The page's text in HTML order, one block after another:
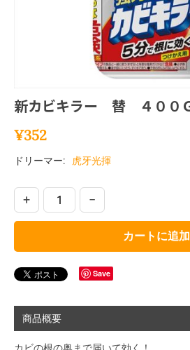
新カビキラー 替 ４００
¥352
ドリーマー: 虎牙光揮
+ −
カートに追加
Save
商品概要